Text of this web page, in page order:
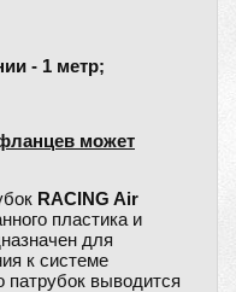
- 1 метр;
может
RACING Air
пластика и
для
к системе
патрубок выводится